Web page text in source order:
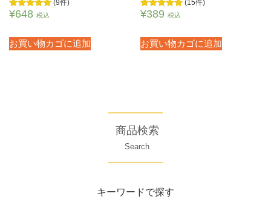
5段階中
(9件)
¥648 税込
お買い物カゴに追加
5段階中
(15件)
¥389 税込
お買い物カゴに追加
商品検索
Search
キーワードで探す